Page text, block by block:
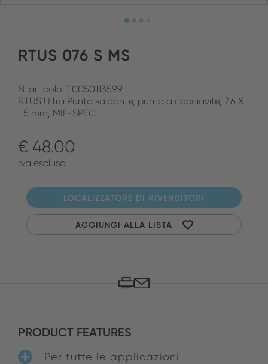
RTUS 076 S MS
N. articolo: T0050113599
RTUS Ultra Punta saldante, punta a cacciavite, 7,6 X
1,5 mm, MIL-SPEC
€ 48.00
Iva esclusa.
LOCALIZZATORE DI RIVENDITORI
AGGIUNGI ALLA LISTA
PRODUCT FEATURES
Per tutte le applicazioni